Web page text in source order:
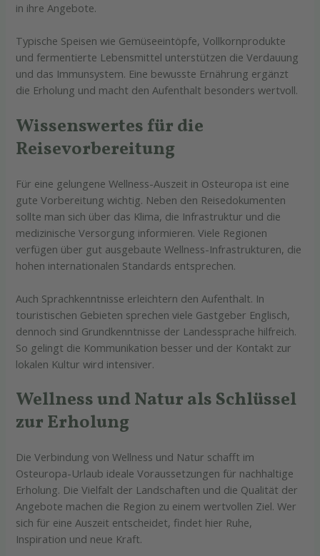
in ihre Angebote.
Typische Speisen wie Gemüseeintöpfe, Vollkornprodukte
und fermentierte Lebensmittel unterstützen die Verdauung
und das Immunsystem. Eine bewusste Ernährung ergänzt
die Erholung und macht den Aufenthalt besonders wertvoll.
Wissenswertes für die
Reisevorbereitung
Für eine gelungene Wellness-Auszeit in Osteuropa ist eine
gute Vorbereitung wichtig. Neben den Reisedokumenten
sollte man sich über das Klima, die Infrastruktur und die
medizinische Versorgung informieren. Viele Regionen
verfügen über gut ausgebaute Wellness-Infrastrukturen, die
hohen internationalen Standards entsprechen.
Auch Sprachkenntnisse erleichtern den Aufenthalt. In
touristischen Gebieten sprechen viele Gastgeber Englisch,
dennoch sind Grundkenntnisse der Landessprache hilfreich.
So gelingt die Kommunikation besser und der Kontakt zur
lokalen Kultur wird intensiver.
Wellness und Natur als Schlüssel
zur Erholung
Die Verbindung von Wellness und Natur schafft im
Osteuropa-Urlaub ideale Voraussetzungen für nachhaltige
Erholung. Die Vielfalt der Landschaften und die Qualität der
Angebote machen die Region zu einem wertvollen Ziel. Wer
sich für eine Auszeit entscheidet, findet hier Ruhe,
Inspiration und neue Kraft.